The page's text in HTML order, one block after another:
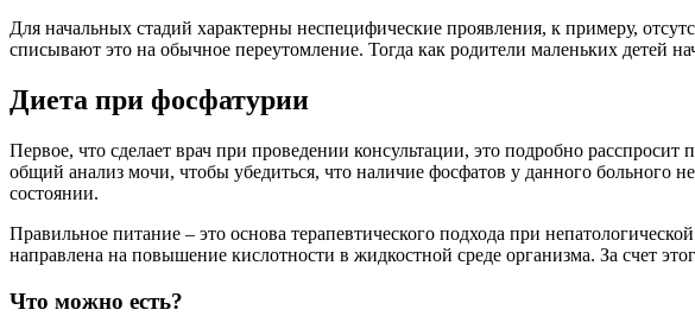
Для начальных стадий характерны неспецифические проявления, к примеру,
списывают это на обычное переутомление. Тогда как родители маленьких детей
Диета при фосфатурии
Первое, что сделает врач при проведении консультации, это подробно
общий анализ мочи, чтобы убедиться, что наличие фосфатов у данного больного
состоянии.
Правильное питание – это основа терапевтического подхода при
направлена на повышение кислотности в жидкостной среде организма. За счет
Что можно есть?